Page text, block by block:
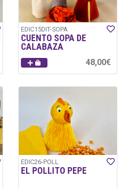
EDIC15DIT-SOPA
CUENTO SOPA DE
CALABAZA
48,00€
EDIC26-POLL
EL POLLITO PEPE